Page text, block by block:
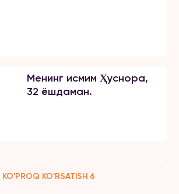
Менинг исмим Ҳуснора,
32 ёшдаман.
KO'PROQ KO'RSATISH 6